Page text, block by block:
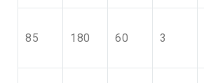
85 180 60 3